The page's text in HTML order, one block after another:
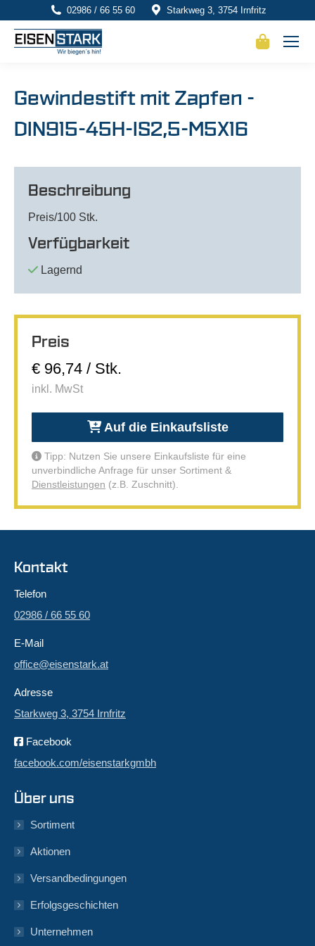
02986 / 66 55 60 Starkweg 3, 3754 Irnfritz
Gewindestift mit Zapfen -
DIN915-45H-IS2,5-M5X16
Beschreibung
Preis/100 Stk.
Verfügbarkeit
Lagernd
Preis
€ 96,74 / Stk.
inkl. MwSt
Auf die Einkaufsliste
Tipp: Nutzen Sie unsere Einkaufsliste für eine
unverbindliche Anfrage für unser Sortiment &
Dienstleistungen (z.B. Zuschnitt).
Kontakt
Telefon
02986 / 66 55 60
E-Mail
office@eisenstark.at
Adresse
Starkweg 3, 3754 Irnfritz
Facebook
facebook.com/eisenstarkgmbh
Über uns
Sortiment
Aktionen
Versandbedingungen
Erfolgsgeschichten
Unternehmen